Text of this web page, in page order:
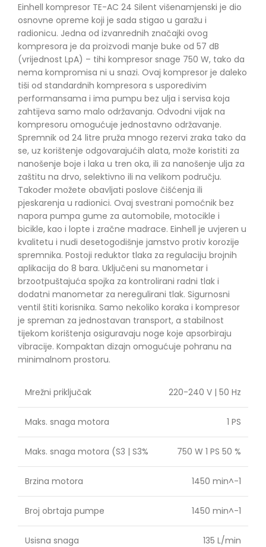
Einhell kompresor TE-AC 24 Silent višenamjenski je dio
osnovne opreme koji je sada stigao u garažu i
radionicu. Jedna od izvanrednih značajki ovog
kompresora je da proizvodi manje buke od 57 dB
(vrijednost LpA) – tihi kompresor snage 750 W, tako da
nema kompromisa ni u snazi. Ovaj kompresor je daleko
tiši od standardnih kompresora s usporedivim
performansama i ima pumpu bez ulja i servisa koja
zahtijeva samo malo održavanja. Odvodni vijak na
kompresoru omogućuje jednostavno održavanje.
Spremnik od 24 litre pruža mnogo rezervi zraka tako da
se, uz korištenje odgovarajućih alata, može koristiti za
nanošenje boje i laka u tren oka, ili za nanošenje ulja za
zaštitu na drvo, selektivno ili na velikom području.
Također možete obavljati poslove čišćenja ili
pjeskarenja u radionici. Ovaj svestrani pomoćnik bez
napora pumpa gume za automobile, motocikle i
bicikle, kao i lopte i zračne madrace. Einhell je uvjeren u
kvalitetu i nudi desetogodišnje jamstvo protiv korozije
spremnika. Postoji reduktor tlaka za regulaciju brojnih
aplikacija do 8 bara. Uključeni su manometar i
brzootpuštajuća spojka za kontrolirani radni tlak i
dodatni manometar za neregulirani tlak. Sigurnosni
ventil štiti korisnika. Samo nekoliko koraka i kompresor
je spreman za jednostavan transport, a stabilnost
tijekom korištenja osiguravaju noge koje apsorbiraju
vibracije. Kompaktan dizajn omogućuje pohranu na
minimalnom prostoru.
Mrežni priključak 220-240 V | 50 Hz
Maks. snaga motora 1 PS
Maks. snaga motora (S3 | S3% 750 W 1 PS 50 %
Brzina motora 1450 min^-1
Broj obrtaja pumpe 1450 min^-1
Usisna snaga 135 L/min